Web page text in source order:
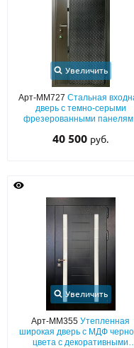
ПН-СБ - с
+7
Увеличить
Арт-ММ727Стальная
дверь с темно-серыми
фрезерованными
40 500 руб.
Увеличить
Арт-ММ355Утепленная
широкая дверь с МДФ
цвета с декоративными